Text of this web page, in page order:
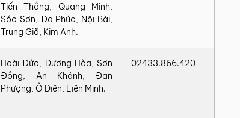
Tiến Thắng, Quang Minh,
Sóc Sơn, Đa Phúc, Nội Bài,
Trung Giã, Kim Anh.
Hoài Đức, Dương Hòa, Sơn
Đồng, An Khánh, Đan
Phượng, Ô Diên, Liên Minh.
02433.866.420